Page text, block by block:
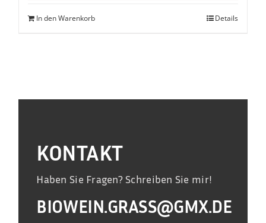
In den Warenkorb Details
KONTAKT
Haben Sie Fragen? Schreiben Sie mir!
BIOWEIN.GRASS@GMX.DE